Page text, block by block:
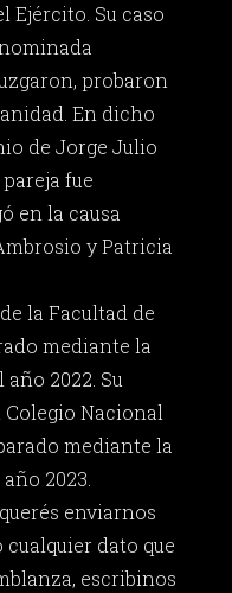
Ejército. Su caso
probaron
En dicho
de Jorge Julio
fue
en la causa
y Patricia
la Facultad de
mediante la
2022. Su
Nacional
mediante la
2023.
enviarnos
dato que
escribinos